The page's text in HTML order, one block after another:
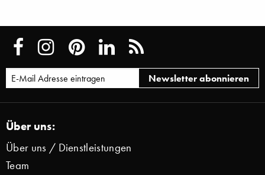
Über uns:
Über uns / Dienstleistungen
Team